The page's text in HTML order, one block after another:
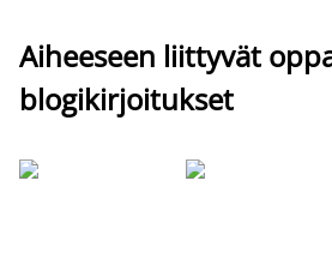
Aiheeseen liittyvät
blogikirjoitukset